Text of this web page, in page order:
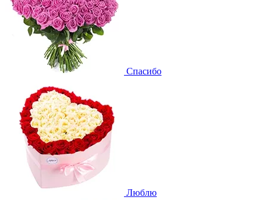
Спасибо
Люблю